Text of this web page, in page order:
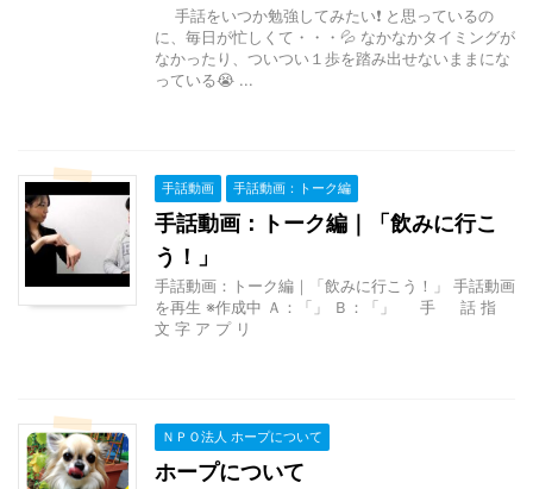
手話をいつか勉強してみたい❗ と思っているの
に、毎日が忙しくて・・・💦 なかなかタイミングが
なかったり、ついつい１歩を踏み出せないままにな
っている😭 ...
手話動画 手話動画：トーク編
手話動画：トーク編｜「飲みに行こ
う！」
手話動画：トーク編｜「飲みに行こう！」 手話動画
を再生 ※作成中 Ａ：「」 Ｂ：「」 手 話 指
文 字 ア プ リ
ＮＰＯ法人 ホープについて
ホープについて